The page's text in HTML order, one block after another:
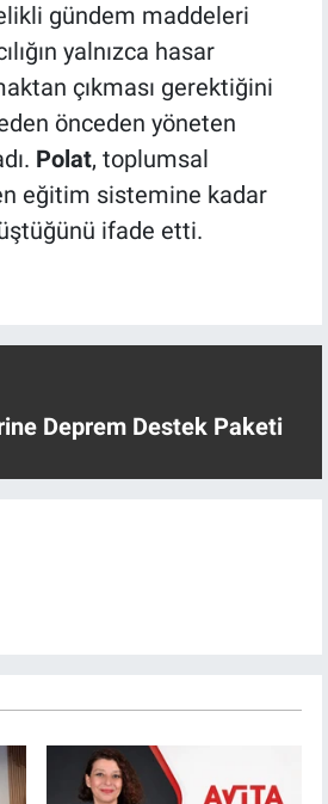
gündem maddeleri
yalnızca hasar
çıkması gerektiğini
önceden yöneten
Polat, toplumsal
eğitim sistemine kadar
ifade etti.
Deprem Destek Paketi